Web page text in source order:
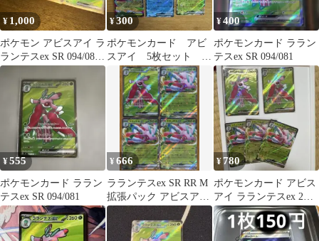
¥ 1,000
ポケモン アビスアイ ラ
ランテスex SR 094/081
RR AR3枚セット
¥300
ポケモンカード アビ
スアイ 5枚セット
SR1枚、AR1枚、RR3
枚 全てキラ
¥400
ポケモンカード ララン
テスex SR 094/081
¥555
ポケモンカード ララン
テスex SR 094/081
¥666
ラランテスex SR RR M
拡張パック アビスアイ
キラ 004/081
¥780
ポケモンカード アビス
アイ ラランテスex 2枚
SR +3枚RR